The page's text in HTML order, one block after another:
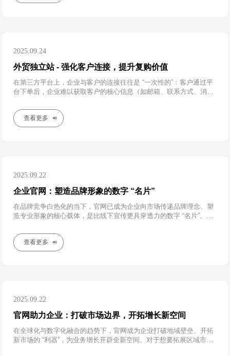
2025.09.24
外贸独立站 - 强化客户连接，提升复购价值
在第三方平台上，企业与客户的连接往往是 “一次性的”：客户通过平
台下单后，企业难以获取客户的核心信息（如邮箱、联系方式、消费
户下次有需求时，大概率会重新在平台搜索
查看更多
2025.09.22
企业官网：塑造品牌形象的数字 “名片”​
在品牌竞争白热化的当下，官网已成为企业向市场传递品牌理念、塑
造专业形象的核心载体，是比线下宣传更具穿透力的数字 “名片”。对
验，直接决定了用户对品牌的第一印象
查看更多
2025.09.22
官网助力企业：打破市场边界，开拓增长新空间
在全球化与数字化融合的趋势下，官网成为企业打破地域壁垒、开拓
新市场的 “利器”，为业务增长开辟全新空间。对于想要拓展区域市场